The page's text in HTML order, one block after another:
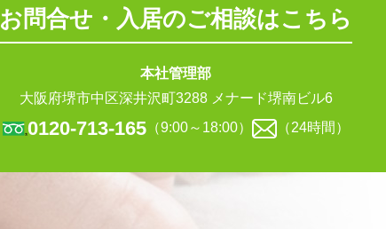
お問合せ・入居のご相談はこちら
本社管理部
大阪府堺市中区深井沢町3288 メナード堺南ビル6
0120-713-165（9:00～18:00） （24時間）